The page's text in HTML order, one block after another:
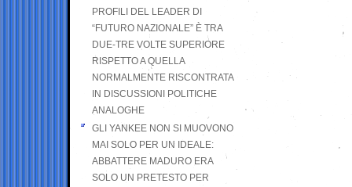
PROFILI DEL LEADER DI
“FUTURO NAZIONALE” È TRA
DUE-TRE VOLTE SUPERIORE
RISPETTO A QUELLA
NORMALMENTE RISCONTRATA
IN DISCUSSIONI POLITICHE
ANALOGHE
GLI YANKEE NON SI MUOVONO
MAI SOLO PER UN IDEALE:
ABBATTERE MADURO ERA
SOLO UN PRETESTO PER